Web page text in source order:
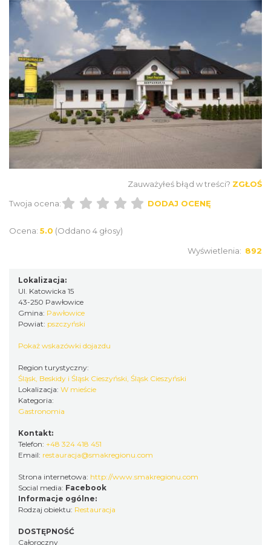
Zauważyłeś błąd w treści? ZGŁOŚ
Twoja ocena:
DODAJ OCENĘ
Ocena: 5.0 (Oddano 4 głosy)
Wyświetlenia: 892
Lokalizacja:
Ul. Katowicka 15
43-250 Pawłowice
Gmina: Pawłowice
Powiat: pszczyński
Pokaż wskazówki dojazdu
Region turystyczny:
Śląsk, Beskidy i Śląsk Cieszyński, Śląsk Cieszyński
Lokalizacja: W mieście
Kategoria:
Gastronomia
Kontakt:
Telefon: +48 324 418 451
Email: restauracja@smakregionu.com
Strona internetowa: http://www.smakregionu.com
Social media: Facebook
Informacje ogólne:
Rodzaj obiektu: Restauracja
DOSTĘPNOŚĆ
Całoroczny